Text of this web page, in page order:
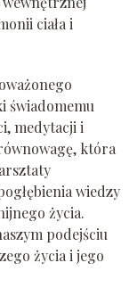
ciała i
świadomemu
medytacji i
która
wiedzy
życia.
podejściu
życia i jego